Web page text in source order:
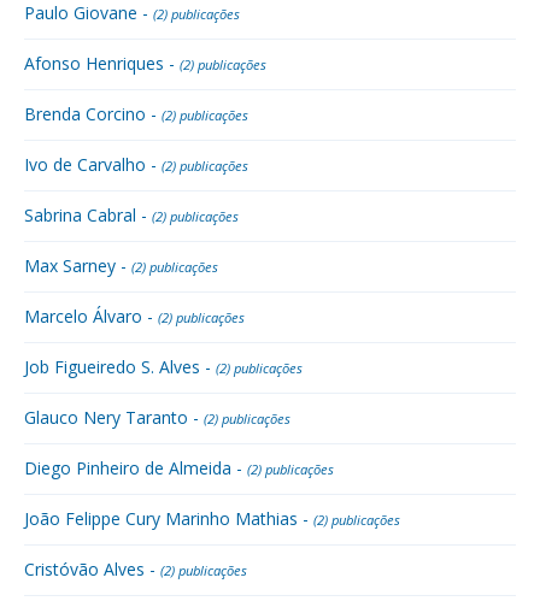
Paulo Giovane - (2) publicações
Afonso Henriques - (2) publicações
Brenda Corcino - (2) publicações
Ivo de Carvalho - (2) publicações
Sabrina Cabral - (2) publicações
Max Sarney - (2) publicações
Marcelo Álvaro - (2) publicações
Job Figueiredo S. Alves - (2) publicações
Glauco Nery Taranto - (2) publicações
Diego Pinheiro de Almeida - (2) publicações
João Felippe Cury Marinho Mathias - (2) publicações
Cristóvão Alves - (2) publicações